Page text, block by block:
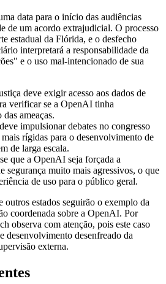
data para o início das audiências
de um acordo extrajudicial. O processo
estadual da Flórida, e o desfecho
interpretará a responsabilidade da
e o uso mal-intencionado de sua
deve exigir acesso aos dados de
verificar se a OpenAI tinha
ameaças.
impulsionar debates no congresso
rígidas para o desenvolvimento de
de larga escala.
que a OpenAI seja forçada a
segurança muito mais agressivos, o que
de uso para o público geral.
outros estados seguirão o exemplo da
coordenada sobre a OpenAI. Por
observa com atenção, pois este caso
desenvolvimento desenfreado da
externa.